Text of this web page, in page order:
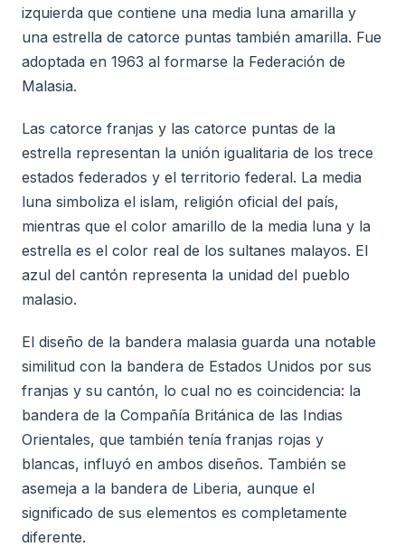
izquierda que contiene una media luna amarilla y
una estrella de catorce puntas también amarilla. Fue
adoptada en 1963 al formarse la Federación de
Malasia.
Las catorce franjas y las catorce puntas de la
estrella representan la unión igualitaria de los trece
estados federados y el territorio federal. La media
luna simboliza el islam, religión oficial del país,
mientras que el color amarillo de la media luna y la
estrella es el color real de los sultanes malayos. El
azul del cantón representa la unidad del pueblo
malasio.
El diseño de la bandera malasia guarda una notable
similitud con la bandera de Estados Unidos por sus
franjas y su cantón, lo cual no es coincidencia: la
bandera de la Compañía Británica de las Indias
Orientales, que también tenía franjas rojas y
blancas, influyó en ambos diseños. También se
asemeja a la bandera de Liberia, aunque el
significado de sus elementos es completamente
diferente.